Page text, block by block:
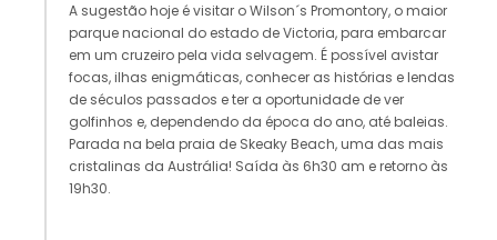
A sugestão hoje é visitar o Wilson´s Promontory, o maior
parque nacional do estado de Victoria, para embarcar
em um cruzeiro pela vida selvagem. É possível avistar
focas, ilhas enigmáticas, conhecer as histórias e lendas
de séculos passados e ter a oportunidade de ver
golfinhos e, dependendo da época do ano, até baleias.
Parada na bela praia de Skeaky Beach, uma das mais
cristalinas da Austrália! Saída às 6h30 am e retorno às
19h30.